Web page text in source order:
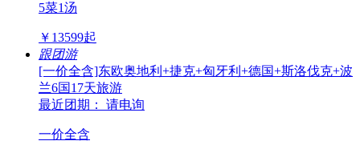
5菜1汤
￥ 13599起
跟团游
[一价全含]东欧奥地利+捷克+匈牙利+德国+斯洛伐克+波
兰6国17天旅游
最近团期： 请电询
一价全含